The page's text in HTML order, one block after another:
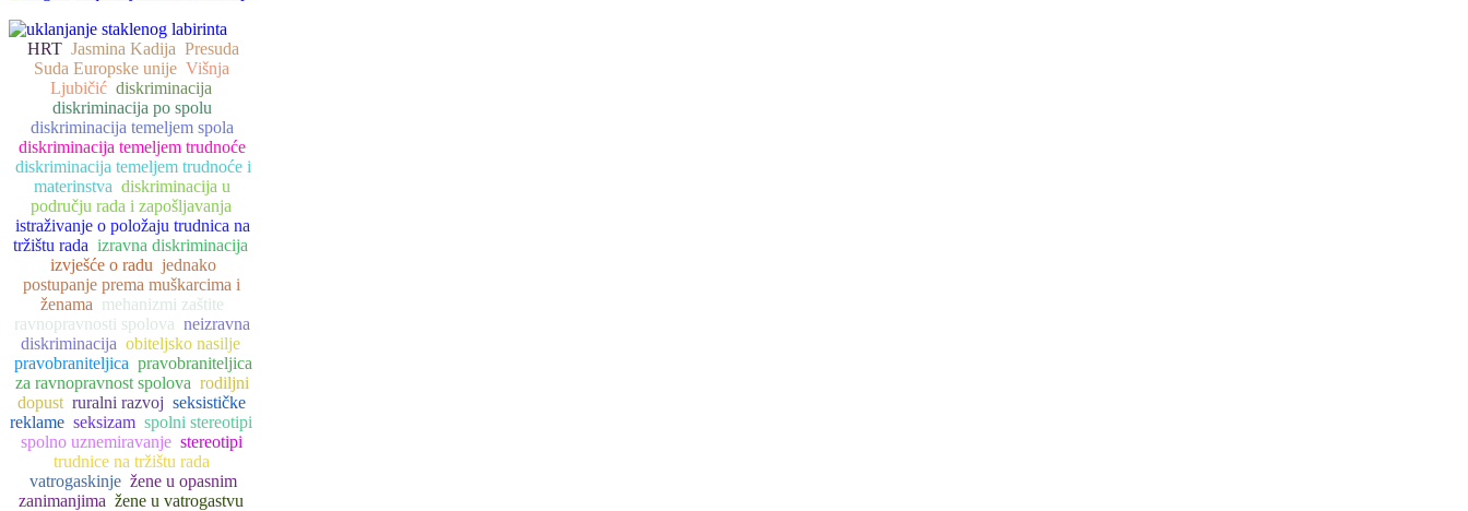
HRT Jasmina Kadija Presuda
Suda Europske unije Višnja
Ljubičić diskriminacija
diskriminacija po spolu
diskriminacija temeljem spola
diskriminacija temeljem trudnoće
diskriminacija temeljem trudnoće i
materinstva diskriminacija u
području rada i zapošljavanja
istraživanje o položaju trudnica na
tržištu rada izravna diskriminacija
izvješće o radu jednako
postupanje prema muškarcima i
ženama mehanizmi zaštite
ravnopravnosti spolova neizravna
diskriminacija obiteljsko nasilje
pravobraniteljica pravobraniteljica
za ravnopravnost spolova rodiljni
dopust ruralni razvoj seksističke
reklame seksizam spolni stereotipi
spolno uznemiravanje stereotipi
trudnice na tržištu rada
vatrogaskinje žene u opasnim
zanimanjima žene u vatrogastvu